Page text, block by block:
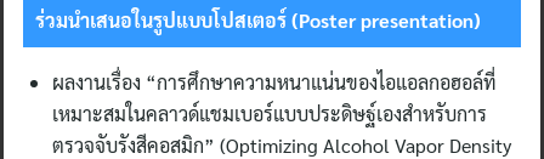
ร่วมนำเสนอในรูปแบบโปสเตอร์ (Poster presentation)
ผลงานเรื่อง “การศึกษาความหนาแน่นของไอแอลกอฮอล์ที่
เหมาะสมในคลาวด์แชมเบอร์แบบประดิษฐ์เองสำหรับการ
ตรวจจับรังสีคอสมิก” (Optimizing Alcohol Vapor Density